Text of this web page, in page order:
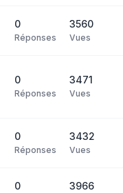
0
Réponses
3560
Vues
0
Réponses
3471
Vues
0
Réponses
3432
Vues
0 3966